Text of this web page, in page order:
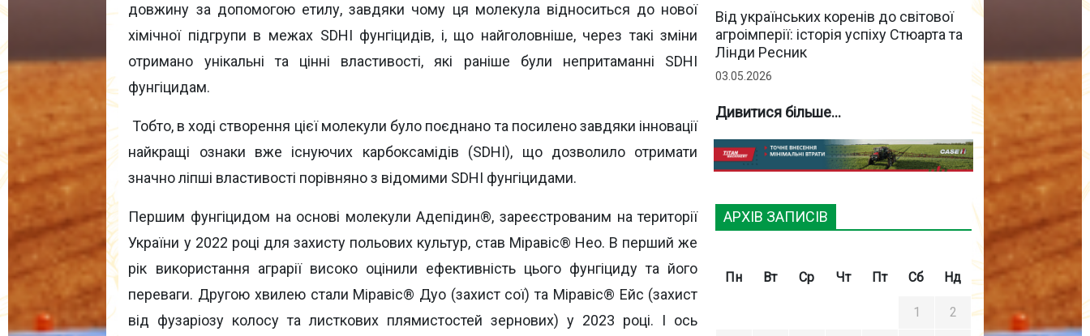
Від українських коренів до світової
агроімперії: історія успіху Стюарта та
Лінди Ресник
03.05.2026
Дивитися більше...
АРХІВ ЗАПИСІВ
Пн Вт Ср Чт Пт Сб Нд
1 2
довжину за допомогою етилу, завдяки чому ця молекула відноситься до нової
хімічної підгрупи в межах SDHI фунгіцидів, і, що найголовніше, через такі зміни
отримано унікальні та цінні властивості, які раніше були непритаманні SDHI
фунгіцидам.
Тобто, в ході створення цієї молекули було поєднано та посилено завдяки інновації
найкращі ознаки вже існуючих карбоксамідів (SDHI), що дозволило отримати
значно ліпші властивості порівняно з відомими SDHI фунгіцидами.
Першим фунгіцидом на основі молекули Адепідин®, зареєстрованим на території
України у 2022 році для захисту польових культур, став Міравіс® Нео. В перший же
рік використання аграрії високо оцінили ефективність цього фунгіциду та його
переваги. Другою хвилею стали Міравіс® Дуо (захист сої) та Міравіс® Ейс (захист
від фузаріозу колосу та листкових плямистостей зернових) у 2023 році. І ось